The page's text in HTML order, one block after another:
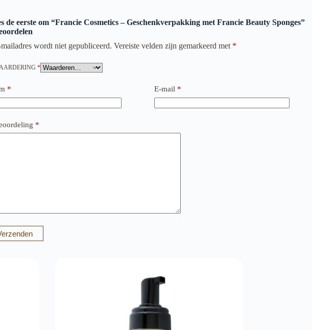
de eerste om “Francie Cosmetics – Geschenkverpakking met Francie Beauty Sponges”
mailadres wordt niet gepubliceerd. Vereiste velden zijn gemarkeerd met *
*
* E-mail*
*